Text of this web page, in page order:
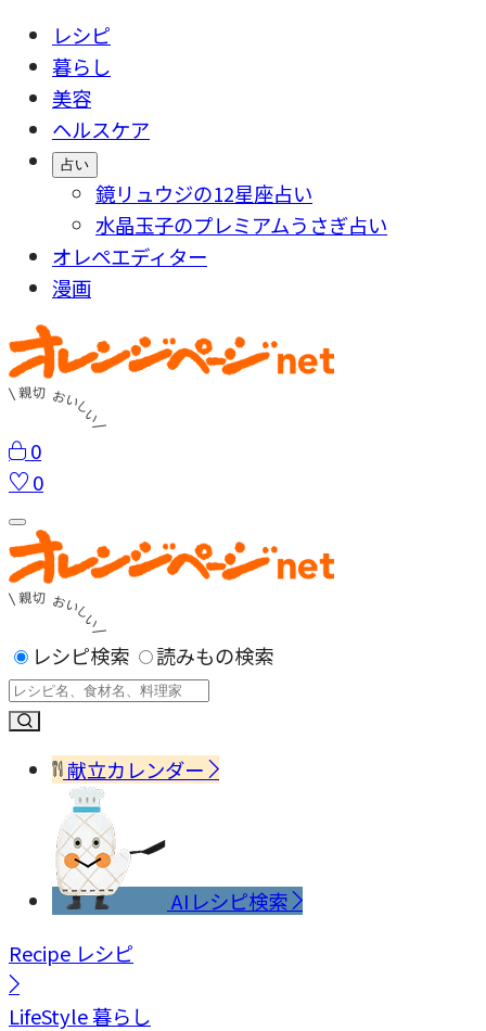
レシピ
暮らし
美容
ヘルスケア
占い
鏡リュウジの12星座占い
水晶玉子のプレミアムうさぎ占い
オレペエディター
漫画
0
0
レシピ検索 読みもの検索
献立カレンダー
AIレシピ検索
Recipe レシピ
LifeStyle暮らし